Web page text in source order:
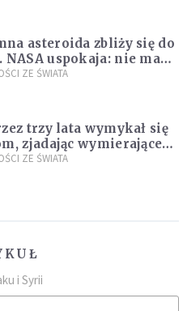
asteroida zbliży się do
NASA uspokaja: nie ma
ZE ŚWIATA
trzy lata wymykał się
zjadając wymierające
W końcu popełnił
ZE ŚWIATA
i Syrii